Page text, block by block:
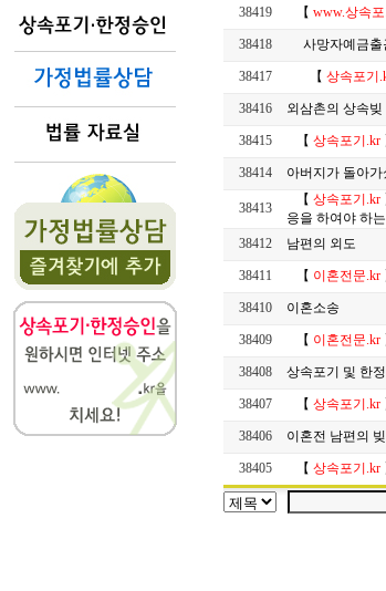
38419 【 www.상속
38418 사망자예금출
38417 【 상속포기
38416 외삼촌의 상속빚
38415 【 상속포기.kr
38414 아버지가 돌아
38413
【 상속포기.kr
응을 하여야 하
38412 남편의 외도
38411 【 이혼전문.kr
38410 이혼소송
38409 【 이혼전문.kr
38408 상속포기 및 한
38407 【 상속포기.kr
38406 이혼전 남편의 빚
38405 【 상속포기.kr